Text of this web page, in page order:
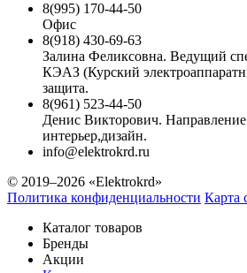
8(995) 170-44-50
Офис
8(918) 430-69-63
Залина Феликсовна. Ведущий
КЭАЗ (Курский
защита.
8(961) 523-44-50
Денис Викторович. Направление
интерьер,дизайн.
info@elektrokrd.ru
© 2019–2026 «Elektrokrd»
Политика конфиденциальности Карта
Каталог товаров
Бренды
Акции